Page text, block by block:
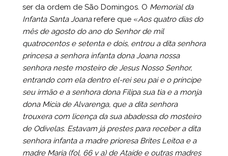
ser da ordem de São Domingos. O Memorial da
Infanta Santa Joanarefere que «Aos quatro dias do
mês de agosto do ano do Senhor de mil
quatrocentos e setenta e dois, entrou a dita senhora
princesa a senhora infanta dona Joana nossa
senhora neste mosteiro de Jesus Nosso Senhor,
entrando com ela dentro el-rei seu pai e o príncipe
seu irmão e a senhora dona Filipa sua tia e a monja
dona Mícia de Alvarenga, que a dita senhora
trouxera com licença da sua abadessa do mosteiro
de Odivelas. Estavam já prestes para receber a dita
senhora infanta a madre prioresa Brites Leitoa e a
madre Maria (fol. 66 v a) de Ataíde e outras madres